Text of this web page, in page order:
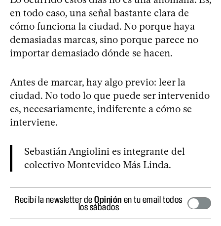
en todo caso, una señal bastante clara de
cómo funciona la ciudad. No porque haya
demasiadas marcas, sino porque parece no
importar demasiado dónde se hacen.
Antes de marcar, hay algo previo: leer la
ciudad. No todo lo que puede ser intervenido
es, necesariamente, indiferente a cómo se
interviene.
Sebastián Angiolini es integrante del
colectivo Montevideo Más Linda.
Recibí la newsletter deOpinión en tu email todos
los sábados